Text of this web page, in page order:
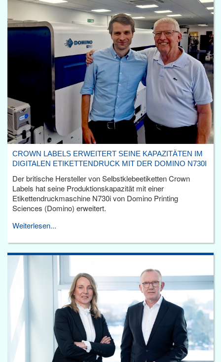
CROWN LABELS ERWEITERT SEINE KAPAZITÄTEN IM
DIGITALEN ETIKETTENDRUCK MIT DER DOMINO N730I
Der britische Hersteller von Selbstklebeetiketten Crown
Labels hat seine Produktionskapazität mit einer
Etikettendruckmaschine N730i von Domino Printing
Sciences (Domino) erweitert.
Weiterlesen...